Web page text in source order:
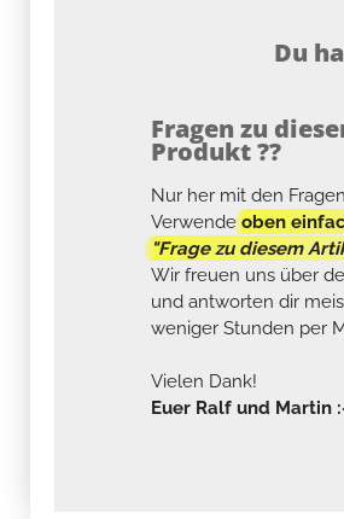
Du
Fragen zu
Produkt ??
Nur her mit den
Verwendeoben
"Frage zu diesem
Wir freuen uns über
und antworten dir
weniger Stunden per
Vielen Dank!
Euer Ralf und Martin